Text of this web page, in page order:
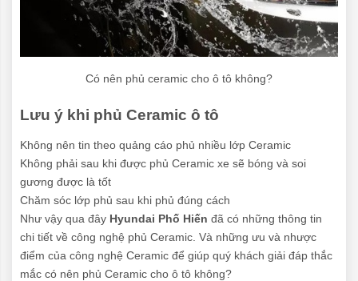
Có nên phủ ceramic cho ô tô không?
Lưu ý khi phủ Ceramic ô tô
Không nên tin theo quảng cáo phủ nhiều lớp Ceramic
Không phải sau khi được phủ Ceramic xe sẽ bóng và soi
gương được là tốt
Chăm sóc lớp phủ sau khi phủ đúng cách
Như vậy qua đây Hyundai Phố Hiến đã có những thông tin
chi tiết về công nghệ phủ Ceramic. Và những ưu và nhược
điểm của công nghệ Ceramic để giúp quý khách giải đáp thắc
mắc có nên phủ Ceramic cho ô tô không?